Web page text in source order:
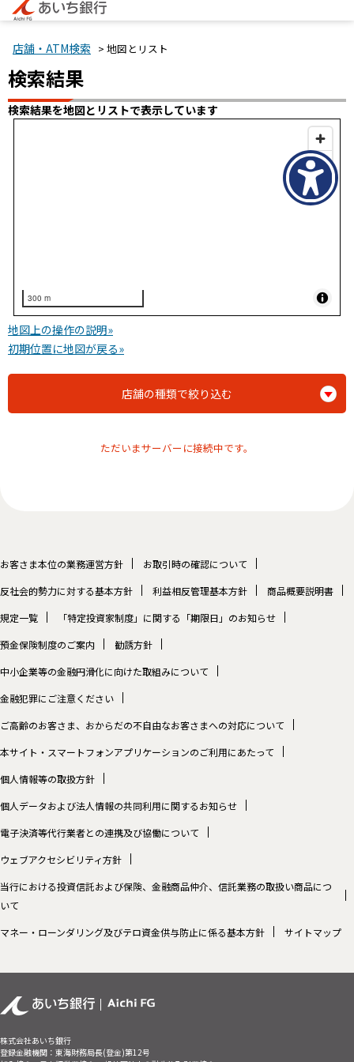
店舗・ATM検索 > 地図とリスト
検索結果
検索結果を地図とリストで表示しています
300 m
地図上の操作の説明»
初期位置に地図が戻る»
店舗の種類で絞り込む
ただいまサーバーに接続中です。
お客さま本位の業務運営方針
お取引時の確認について
反社会的勢力に対する基本方針
利益相反管理基本方針
商品概要説明書
規定一覧
「特定投資家制度」に関する「期限日」のお知らせ
預金保険制度のご案内
勧誘方針
中小企業等の金融円滑化に向けた取組みについて
金融犯罪にご注意ください
ご高齢のお客さま、おからだの不自由なお客さまへの対応について
本サイト・スマートフォンアプリケーションのご利用にあたって
個人情報等の取扱方針
個人データおよび法人情報の共同利用に関するお知らせ
電子決済等代行業者との連携及び協働について
ウェブアクセシビリティ方針
当行における投資信託および保険、金融商品仲介、信託業務の取扱い商品につ
いて
マネー・ローンダリング及びテロ資金供与防止に係る基本方針
サイトマップ
株式会社あいち銀行
登録金融機関：東海財務局長(登金)第12号